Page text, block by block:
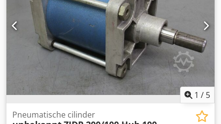
1 / 5
Pneumatische cilinder